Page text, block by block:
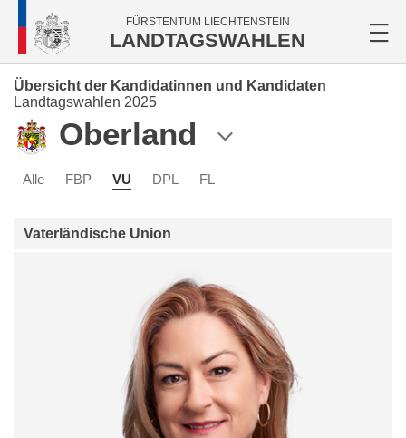
FÜRSTENTUM LIECHTENSTEIN
LANDTAGSWAHLEN
Übersicht der Kandidatinnen und Kandidaten
Landtagswahlen 2025
Oberland
Alle FBP VU DPL FL
Vaterländische Union